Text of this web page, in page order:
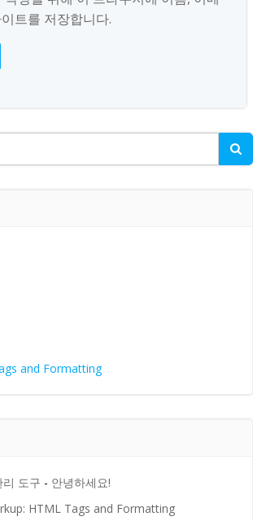
트를 저장합니다.
and Formatting
도구 - 안녕하세요!
HTML Tags and Formatting